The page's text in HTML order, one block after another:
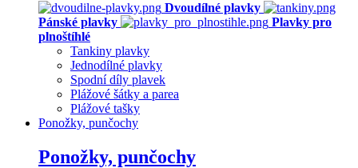
Dvoudílné plavky
Pánské plavky
Plavky pro
plnoštíhlé
Tankiny plavky
Jednodílné plavky
Spodní díly plavek
Plážové šátky a parea
Plážové tašky
Ponožky, punčochy
Ponožky, punčochy